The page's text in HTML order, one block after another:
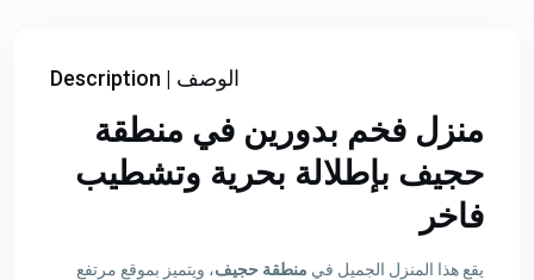
Description | الوصف
منزل فخم بدورين في منطقة
حجيف بإطلالة بحرية وتشطيب
فاخر
يقع هذا المنزل الجميل في منطقة حجيف، ويتميز بموقع مرتفع